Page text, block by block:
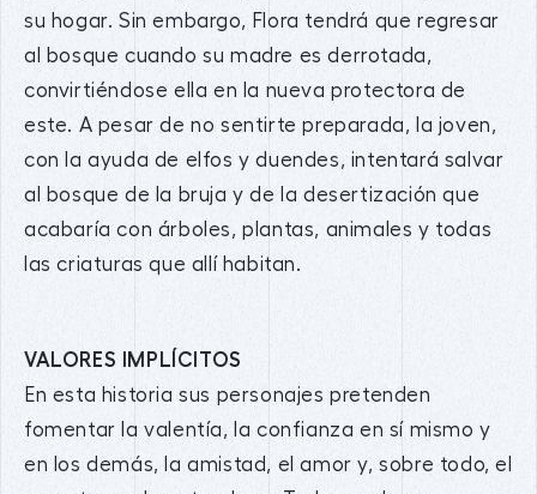
su hogar. Sin embargo, Flora tendrá que regresar
al bosque cuando su madre es derrotada,
convirtiéndose ella en la nueva protectora de
este. A pesar de no sentirte preparada, la joven,
con la ayuda de elfos y duendes, intentará salvar
al bosque de la bruja y de la desertización que
acabaría con árboles, plantas, animales y todas
las criaturas que allí habitan.
VALORES IMPLÍCITOS
En esta historia sus personajes pretenden
fomentar la valentía, la confianza en sí mismo y
en los demás, la amistad, el amor y, sobre todo, el